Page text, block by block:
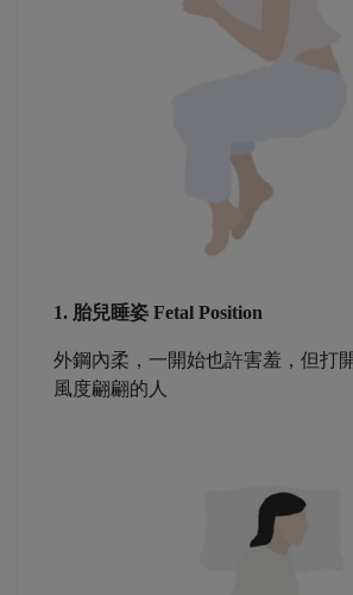
1. 胎兒睡姿 Fetal Position
外鋼內柔，一開始也許害羞，但打
風度翩翩的人